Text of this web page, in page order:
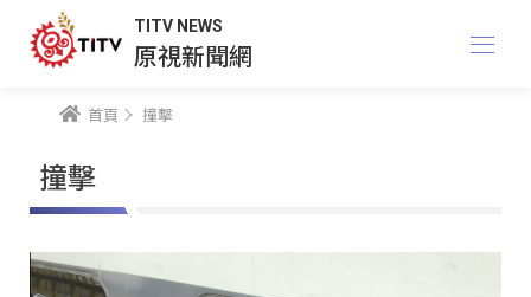
TITV NEWS
原視新聞網
首頁 撞擊
撞擊